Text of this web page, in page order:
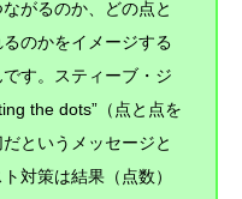
がるのか、どの点と
のかをイメージする
す。スティーブ・ジ
the dots”（点と点を
というメッセージと
対策は結果（点数）